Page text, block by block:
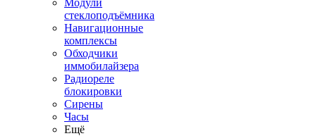
Модули
стеклоподъёмника
Навигационные
комплексы
Обходчики
иммобилайзера
Радиореле
блокировки
Сирены
Часы
Ещё